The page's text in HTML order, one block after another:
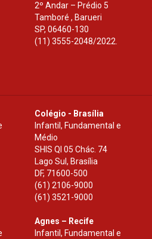
2º Andar – Prédio 5
Tamboré , Barueri
SP, 06460-130
(11) 3555-2048/2022.
Colégio - Brasília
Infantil, Fundamental e
Médio
SHIS Ql 05 Chác. 74
Lago Sul, Brasília
DF, 71600-500
(61) 2106-9000
(61) 3521-9000
Agnes – Recife
Infantil, Fundamental e